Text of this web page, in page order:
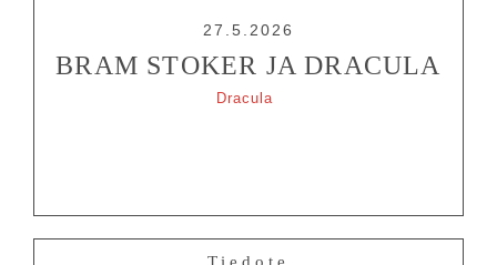
27.5.2026
BRAM STOKER JA DRACULA
Dracula